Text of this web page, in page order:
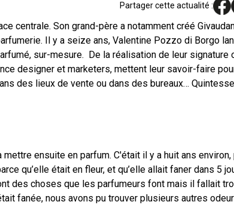
Partager cette actualité :
centrale. Son grand-père a notamment créé
Il y a seize ans, Valentine Pozzo di Borgo
sur-mesure. De la réalisation de leur
designer et marketers, mettent leur savoir-faire
des lieux de vente ou dans des bureaux…
mettre ensuite en parfum. C'était il y a huit ans
qu’elle était en fleur, et qu’elle allait faner dans 5
des choses que les parfumeurs font mais il fallait
fanée, nous avons pu trouver plusieurs autres